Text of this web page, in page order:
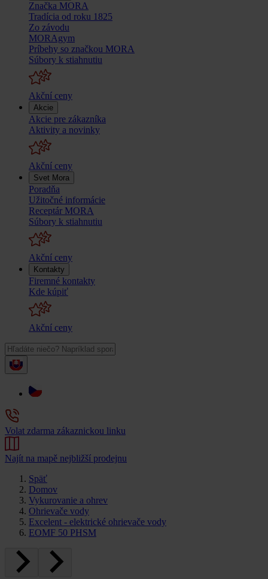
Značka MORA
Tradícia od roku 1825
Zo závodu
MORAgym
Príbehy so značkou MORA
Súbory k stiahnutiu
Akční ceny
Akcie
Akcie pre zákazníka
Aktivity a novinky
Akční ceny
Svet Mora
Poradňa
Užitočné informácie
Receptár MORA
Súbory k stiahnutiu
Akční ceny
Kontakty
Firemné kontakty
Kde kúpiť
Akční ceny
Volat zdarma zákaznickou linku
Najít na mapě nejbližší prodejnu
Späť
Domov
Vykurovanie a ohrev
Ohrievače vody
Excelent - elektrické ohrievače vody
EOMF 50 PHSM